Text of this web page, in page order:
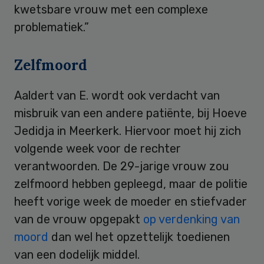
kwetsbare vrouw met een complexe
problematiek.”
Zelfmoord
Aaldert van E. wordt ook verdacht van
misbruik van een andere patiënte, bij Hoeve
Jedidja in Meerkerk. Hiervoor moet hij zich
volgende week voor de rechter
verantwoorden. De 29-jarige vrouw zou
zelfmoord hebben gepleegd, maar de politie
heeft vorige week de moeder en stiefvader
van de vrouw opgepakt op verdenking van
moord dan wel het opzettelijk toedienen
van een dodelijk middel.